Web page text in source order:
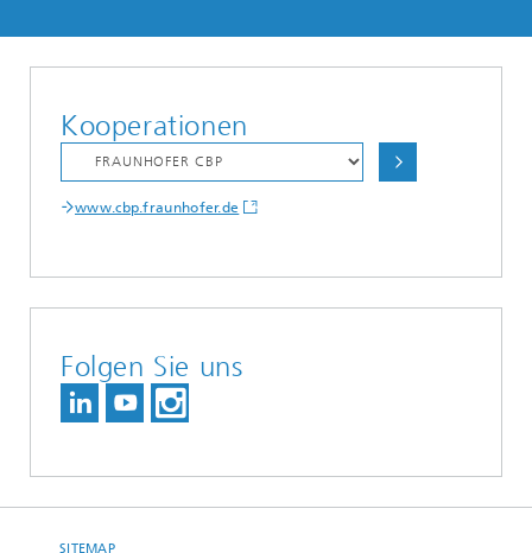
Kooperationen
www.cbp.fraunhofer.de
Folgen Sie uns
SITEMAP